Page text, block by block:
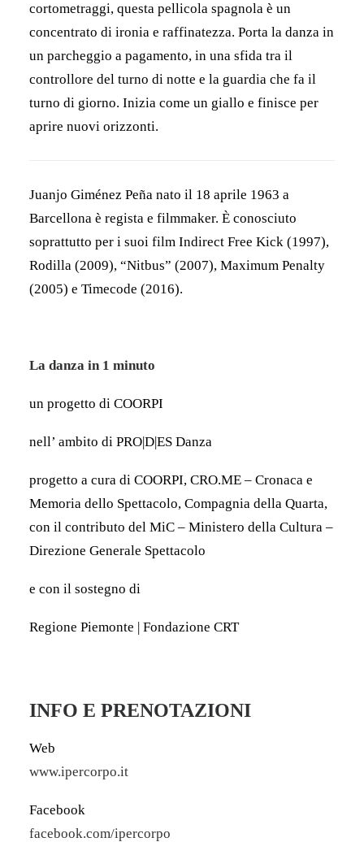
cortometraggi, questa pellicola spagnola è un
concentrato di ironia e raffinatezza. Porta la danza in
un parcheggio a pagamento, in una sfida tra il
controllore del turno di notte e la guardia che fa il
turno di giorno. Inizia come un giallo e finisce per
aprire nuovi orizzonti.
Juanjo Giménez Peña nato il 18 aprile 1963 a
Barcellona è regista e filmmaker. È conosciuto
soprattutto per i suoi film Indirect Free Kick (1997),
Rodilla (2009), “Nitbus” (2007), Maximum Penalty
(2005) e Timecode (2016).
La danza in 1 minuto
un progetto di COORPI
nell’ ambito di PRO|D|ES Danza
progetto a cura di COORPI, CRO.ME – Cronaca e
Memoria dello Spettacolo, Compagnia della Quarta,
con il contributo del MiC – Ministero della Cultura –
Direzione Generale Spettacolo
e con il sostegno di
Regione Piemonte | Fondazione CRT
INFO E PRENOTAZIONI
Web
www.ipercorpo.it
Facebook
facebook.com/ipercorpo